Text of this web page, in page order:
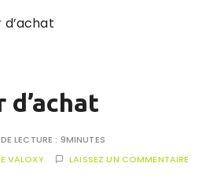
d’achat
d’achat
LECTURE : 9MINUTES
VALOXY LAISSEZ UN COMMENTAIRE